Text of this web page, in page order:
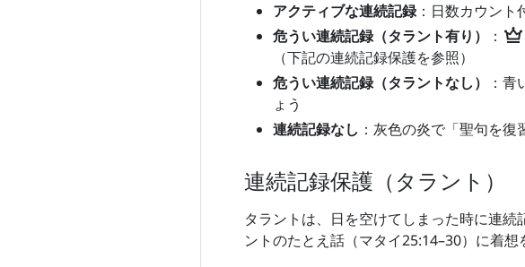
アクティブな連続記録：日数カウント
危うい連続記録（タラント有り）
： crown
（下記の連続記録保護を参照）
危うい連続記録（タラントなし）
：
ょう
連続記録なし ：灰色の炎で「聖句を復
連続記録保護（タラント）
タラントは、日を空けてしまった時に連
ントのたとえ話（マタイ25:14–30）に着想